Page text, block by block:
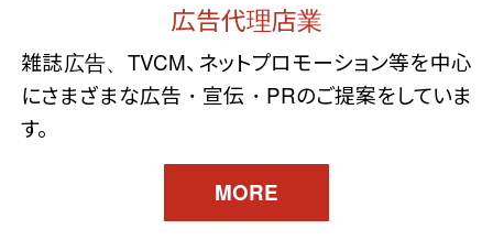
広告代理店業
雑誌広告、TVCM、ネットプロモーション等を中心
にさまざまな広告・宣伝・PRのご提案をしていま
す。
MORE